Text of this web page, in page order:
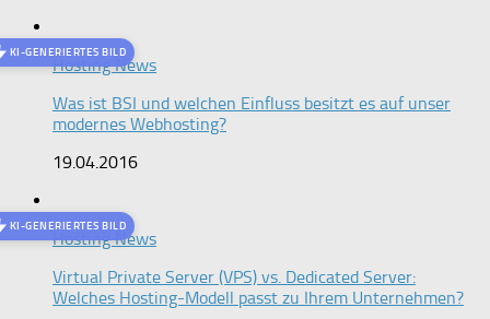
KI-GENERIERTES BILD
Hosting News
Was ist BSI und welchen Einfluss besitzt es auf unser
modernes Webhosting?
19.04.2016
KI-GENERIERTES BILD
Hosting News
Virtual Private Server (VPS) vs. Dedicated Server:
Welches Hosting-Modell passt zu Ihrem Unternehmen?